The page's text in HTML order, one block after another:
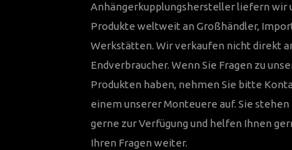
Anhängerkupplungshersteller liefern wir
Produkte weltweit an Großhändler,
Werkstätten. Wir verkaufen nicht direkt
Endverbraucher. Wenn Sie Fragen zu
Produkten haben, nehmen Sie bitte
einem unserer Monteuere auf. Sie stehen
gerne zur Verfügung und helfen Ihnen
Ihren Fragen weiter.